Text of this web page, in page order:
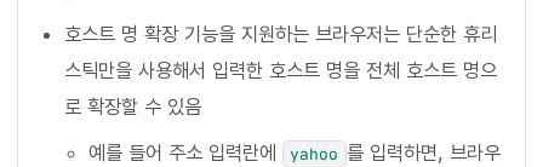
호스트 명 확장 기능을 지원하는 브라우저는 단순한 휴리
스틱만을 사용해서 입력한 호스트 명을 전체 호스트 명으
로 확장할 수 있음
예를 들어 주소 입력란에
yahoo 를 입력하면, 브라우